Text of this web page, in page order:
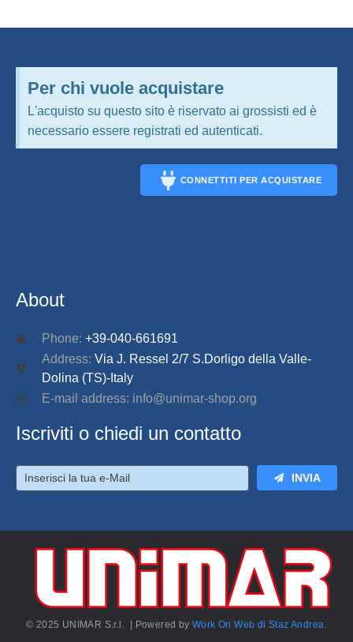
Per chi vuole acquistare
L'acquisto su questo sito è riservato ai grossisti ed è
necessario essere registrati ed autenticati.
CONNETTITI PER ACQUISTARE
About
Phone: +39-040-661691
Address: Via J. Ressel 2/7 S.Dorligo della Valle-
Dolina (TS)-Italy
E-mail address: info@unimar-shop.org
Iscriviti o chiedi un contatto
INVIA
© 2025 UNIMAR S.r.l. | Powered byWork On Web di Staz Andrea.